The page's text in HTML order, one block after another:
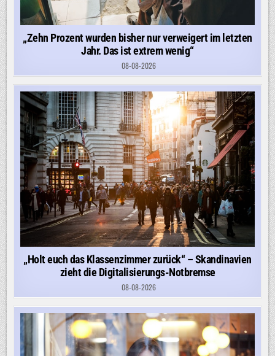
„Zehn Prozent wurden bisher nur verweigert im letzten
Jahr. Das ist extrem wenig“
08-08-2026
„Holt euch das Klassenzimmer zurück“ – Skandinavien
zieht die Digitalisierungs-Notbremse
08-08-2026